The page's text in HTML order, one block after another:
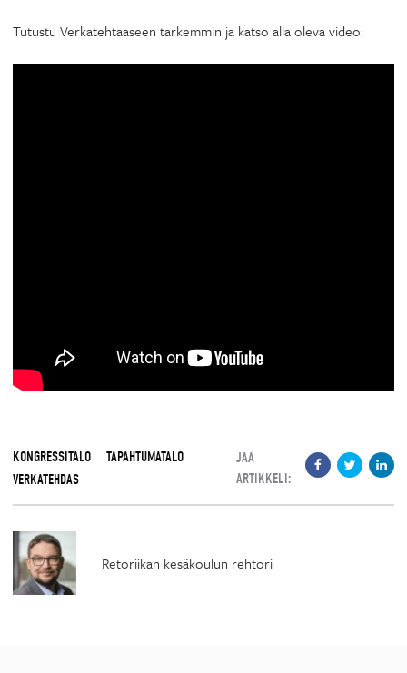
Tutustu Verkatehtaaseen tarkemmin ja katso alla oleva video:
KONGRESSITALO
TAPAHTUMATALO
VERKATEHDAS
JAA
ARTIKKELI:
Retoriikan kesäkoulun rehtori